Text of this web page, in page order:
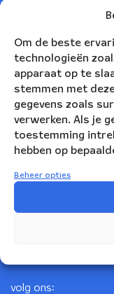
Om de beste
technologieën
apparaat op te
stemmen met
gegevens zoals
verwerken. Als je
toestemming
hebben op
Beheer opties
Nederlands
Korte
volg ons: